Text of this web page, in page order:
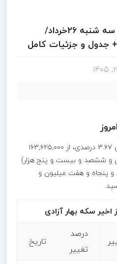
قیمت طلا و سکه امروز سه شنبه 26خرداد/
و جزئیات کامل
سکه بهار آزادی امروز با کاهش ۳.۶۷ درصدی، از ۱۶۳,۶۲۵,۰۰۰
ششصد و بیست و پنج هزار)
(یکصد و پنجاه و هفت میلیون و
درصد
تغییر
تاریخ